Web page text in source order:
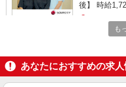
後】 時給1,720円〜 ＊日曜祝日：時給2,020円〜
ーーーーーー
神奈川県
2【SOMPO
キープ
アルバイト パート
も
あなたにおすすめの求人